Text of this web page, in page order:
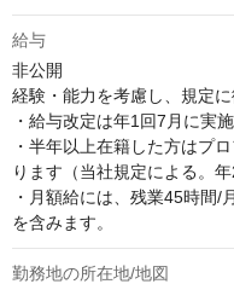
給与
非公開
経験・能力を考慮し、規定
・給与改定は年1回7月に実施
・半年以上在籍した方はプ
ります（当社規定による。年
・月額給には、残業45時間/
を含みます。
勤務地の所在地/地図